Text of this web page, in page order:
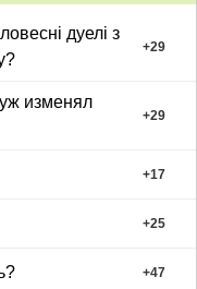
дуелі з
+29
изменял
+29
+17
+25
+47